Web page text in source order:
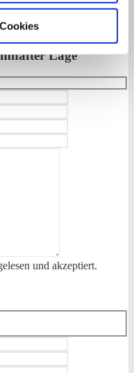
Anwesen auf
Lage
und akzeptiert.